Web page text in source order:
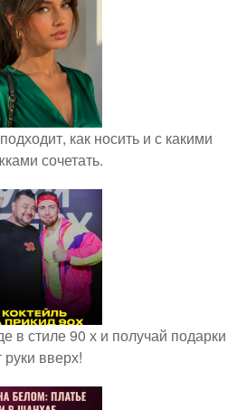
как носить и с какими
сочетать.
в стиле 90 х и получай подарки
руки вверх!